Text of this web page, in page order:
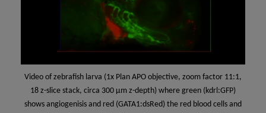
Video of zebrafish larva (1x Plan APO objective, zoom factor 11:1,
18 z-slice stack, circa 300 µm z-depth) where green (kdrl:GFP)
shows angiogenisis and red (GATA1:dsRed) the red blood cells and